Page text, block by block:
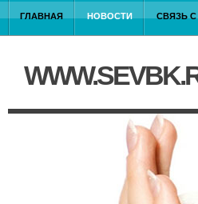
ГЛАВНАЯ НОВОСТИ СВЯЗЬ